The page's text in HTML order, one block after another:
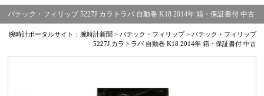
パテック・フィリップ 5227J カラトラバ 自動巻 K18 2014年 箱・保証書付 中古
腕時計ポータルサイト：腕時計新聞 > パテック・フィリップ> パテック・フィリップ
5227J カラトラバ 自動巻 K18 2014年 箱・保証書付 中古